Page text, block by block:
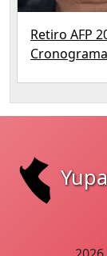
Retiro AFP